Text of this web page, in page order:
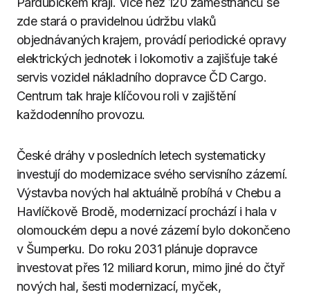
zde stará o pravidelnou údržbu vlaků
objednávaných krajem, provádí periodické opravy
elektrických jednotek i lokomotiv a zajišťuje také
servis vozidel nákladního dopravce ČD Cargo.
Centrum tak hraje klíčovou roli v zajištění
každodenního provozu.
České dráhy v posledních letech systematicky
investují do modernizace svého servisního zázemí.
Výstavba nových hal aktuálně probíhá v Chebu a
Havlíčkově Brodě, modernizací prochází i hala v
olomouckém depu a nové zázemí bylo dokončeno
v Šumperku. Do roku 2031 plánuje dopravce
investovat přes 12 miliard korun, mimo jiné do čtyř
nových hal, šesti modernizací, myček,